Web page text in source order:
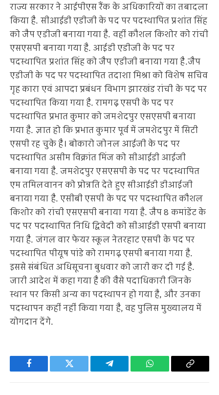
राज्य सरकार ने आईपीएस रैंक के अधिकारियों का तबादला
किया है. सीआईडी एडीजी के पद पर पदस्थापित प्रशांत सिंह
को जैप एडीजी बनाया गया है. वहीं कौशल किशोर को रांची
एसएसपी बनाया गया है. आईडी एडीजी के पद पर
पदस्थापित प्रशांत सिंह को जैप एडीजी बनाया गया है.जैप
एडीजी के पद पर पदस्थापित तदाशा मिश्रा को विशेष सचिव
गृह कारा एवं आपदा प्रबंधन विभाग झारखंड रांची के पद पर
पदस्थापित किया गया है. रामगढ़ एसपी के पद पर
पदस्थापित प्रभात कुमार को जमशेदपुर एसएसपी बनाया
गया है. ज्ञात हो कि प्रभात कुमार पूर्व में जमशेदपुर में सिटी
एसपी रह चुके है। बोकारो जोनल आईजी के पद पर
पदस्थापित असीम विक्रांत मिंज को सीआईडी आईजी
बनाया गया है. जमशेदपुर एसएसपी के पद पर पदस्थापित
एम तमिलवानन को प्रोन्नति देते हुए सीआईडी डीआईजी
बनाया गया है. एसीबी एसपी के पद पर पदस्थापित कौशल
किशोर को रांची एसएसपी बनाया गया है. जैप 8 कमांडेंट के
पद पर पदस्थापित निधि द्विवेदी को सीआईडी एसपी बनाया
गया है. जंगल वार फेयर स्कूल नेतरहाट एसपी के पद पर
पदस्थापित पीयूष पांडे को रामगढ़ एसपी बनाया गया है.
इससे संबंधित अधिसूचना बुधवार को जारी कर दी गई है.
जारी आदेश में कहा गया है की वैसे पदाधिकारी जिनके
स्थान पर किसी अन्य का पदस्थापन हो गया है, और उनका
पदस्थापन कहीं नहीं किया गया है, वह पुलिस मुख्यालय में
योगदान देंगे.
Facebook Twitter Telegram WhatsApp Copy